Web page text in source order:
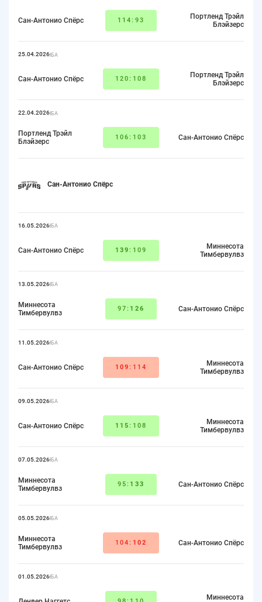
Сан-Антонио Спёрс 114:93
Портленд Трэйл
Блэйзерс
25.04.2026НБА
Сан-Антонио Спёрс 120:108
Портленд Трэйл
Блэйзерс
22.04.2026НБА
Портленд Трэйл
Блэйзерс
106:103 Сан-Антонио Спёрс
Сан-Антонио Спёрс
16.05.2026НБА
Сан-Антонио Спёрс 139:109
Миннесота
Тимбервулвз
13.05.2026НБА
Миннесота
Тимбервулвз
97: 126 Сан-Антонио Спёрс
11.05.2026НБА
Сан-Антонио Спёрс 109:114
Миннесота
Тимбервулвз
09.05.2026НБА
Сан-Антонио Спёрс 115:108
Миннесота
Тимбервулвз
07.05.2026НБА
Миннесота
Тимбервулвз
95: 133 Сан-Антонио Спёрс
05.05.2026НБА
Миннесота
Тимбервулвз
104: 102 Сан-Антонио Спёрс
01.05.2026НБА
Миннесота